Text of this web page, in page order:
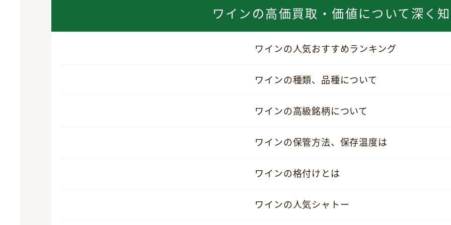
ワインの高価買取・価値について深く
ワインの人気おすすめランキング
ワインの種類、品種について
ワインの高級銘柄について
ワインの保管方法、保存温度は
ワインの格付けとは
ワインの人気シャトー